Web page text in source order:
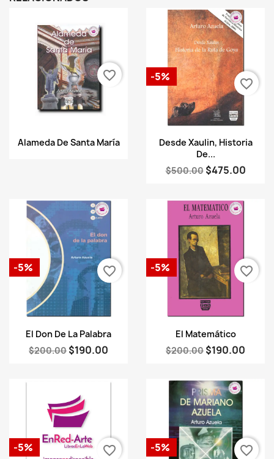
Vista rápida
Alameda De Santa María
favorite_border
Vista rápida
Desde Xaulin, Historia
De...
$500.00 $475.00
-5%
favorite_border
Vista rápida
El Don De La Palabra
$200.00 $190.00
-5% favorite_border
 Vista rápida
El Matemático
$200.00 $190.00
-5% favorite_border
-5% favorite_border -5% favorite_border